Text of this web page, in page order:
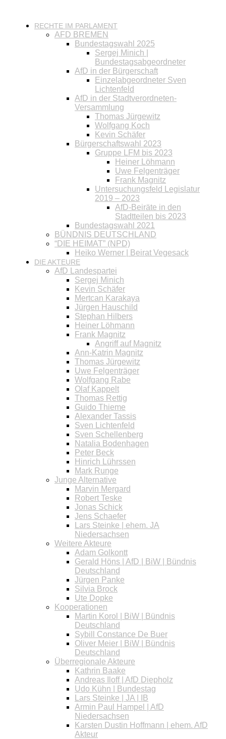
RECHTE IM PARLAMENT
AFD BREMEN
Bundestagswahl 2025
Sergej Minich |
Bundestagsabgeordneter
AfD in der Bürgerschaft
Einzelabgeordneter Sven
Lichtenfeld
AfD in der Stadtverordneten-
Versammlung
Thomas Jürgewitz
Wolfgang Koch
Kevin Schäfer
Bürgerschaftswahl 2023
Gruppe LFM bis 2023
Heiner Löhmann
Uwe Felgenträger
Frank Magnitz
Untersuchungsfeld Legislatur
2019 – 2023
AfD-Beiräte in den
Stadtteilen bis 2023
Bundestagswahl 2021
BÜNDNIS DEUTSCHLAND
“DIE HEIMAT” (NPD)
Heiko Werner | Beirat Vegesack
DIE AKTEURE
AfD Landespartei
Sergej Minich
Kevin Schäfer
Mertcan Karakaya
Jürgen Hauschild
Stephan Hilbers
Heiner Löhmann
Frank Magnitz
Angriff auf Magnitz
Ann-Katrin Magnitz
Thomas Jürgewitz
Uwe Felgenträger
Wolfgang Rabe
Olaf Kappelt
Thomas Rettig
Guido Thieme
Alexander Tassis
Sven Lichtenfeld
Sven Schellenberg
Natalia Bodenhagen
Peter Beck
Hinrich Lührssen
Mark Runge
Junge Alternative
Marvin Mergard
Robert Teske
Jonas Schick
Jens Schaefer
Lars Steinke | ehem. JA
Niedersachsen
Weitere Akteure
Adam Golkontt
Gerald Höns | AfD | BiW | Bündnis
Deutschland
Jürgen Panke
Silvia Brock
Ute Dopke
Kooperationen
Martin Korol | BiW | Bündnis
Deutschland
Sybill Constance De Buer
Oliver Meier | BiW | Bündnis
Deutschland
Überregionale Akteure
Kathrin Baake
Andreas Iloff | AfD Diepholz
Udo Kühn | Bundestag
Lars Steinke | JA | IB
Armin Paul Hampel | AfD
Niedersachsen
Karsten Dustin Hoffmann | ehem. AfD
Akteur